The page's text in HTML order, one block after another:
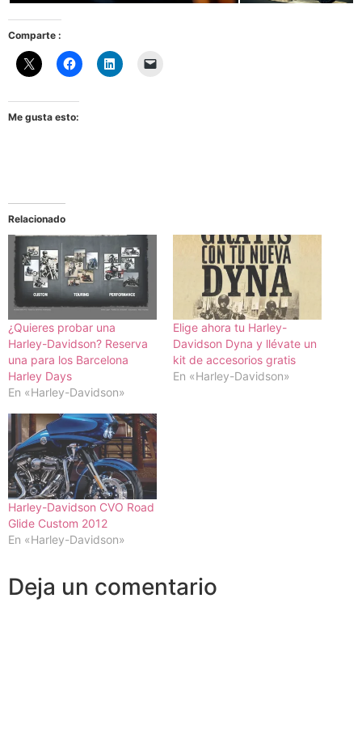
Comparte :
Me gusta esto:
Relacionado
¿Quieres probar una
Harley-Davidson? Reserva
una para los Barcelona
Harley Days
En «Harley-Davidson»
Elige ahora tu Harley-
Davidson Dyna y llévate un
kit de accesorios gratis
En «Harley-Davidson»
Harley-Davidson CVO Road
Glide Custom 2012
En «Harley-Davidson»
Deja un comentario